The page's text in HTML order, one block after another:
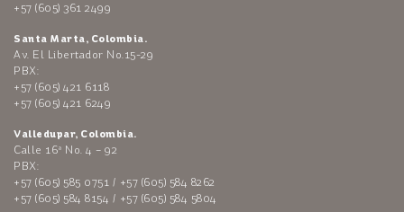
+57 (605) 361 2499
Santa Marta, Colombia.
Av. El Libertador No.15-29
PBX:
+57 (605) 421 6118
+57 (605) 421 6249
Valledupar, Colombia.
Calle 16ª No. 4 – 92
PBX:
+57 (605) 585 0751 / +57 (605) 584 8262
+57 (605) 584 8154 / +57 (605) 584 5804